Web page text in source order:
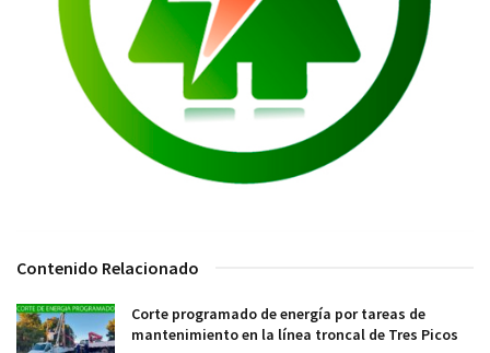
Contenido Relacionado
Corte programado de energía por tareas de
mantenimiento en la línea troncal de Tres Picos